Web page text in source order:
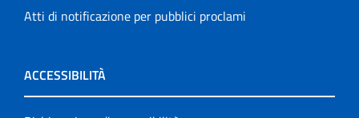
Atti di notificazione per pubblici proclami
ACCESSIBILITÀ